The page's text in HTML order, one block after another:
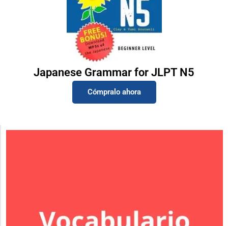
Japanese Grammar for JLPT N5
Cómpralo ahora